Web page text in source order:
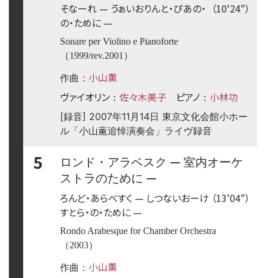
（10'24"）
そなーれ — ゔぁいおりんと・ぴあの・
の・ために —
Sonare per Violino e Pianoforte
（1999/rev.2001）
作曲： 小山薫
ヴァイオリン ： 佐々木美子 ピアノ ： 小林功
[録音] 2007年11月14日 東京文化会館小ホー
ル「小山薫追悼演奏会」ライヴ録音
5 ロンド・アラベスク — 室内オーケ
ストラのために —
（13'04"）
ろんど・あらべすく — しつないおーけ
すとら・の・ために —
Rondo Arabesque for Chamber Orchestra
（2003）
作曲： 小山薫